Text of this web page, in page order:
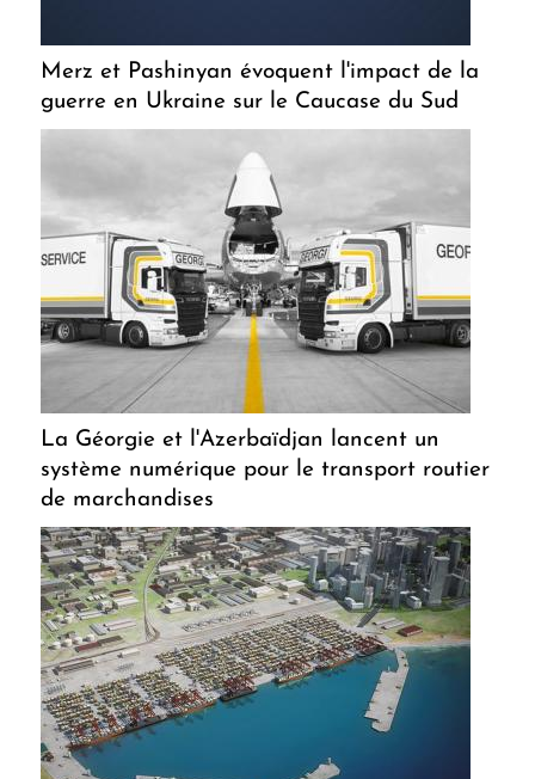
Merz et Pashinyan évoquent l'impact de la
guerre en Ukraine sur le Caucase du Sud
La Géorgie et l'Azerbaïdjan lancent un
système numérique pour le transport routier
de marchandises